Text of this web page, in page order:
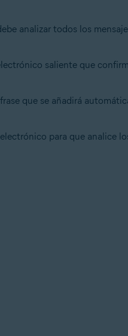
analizar todos los
saliente que
que se añadirá
para que analice